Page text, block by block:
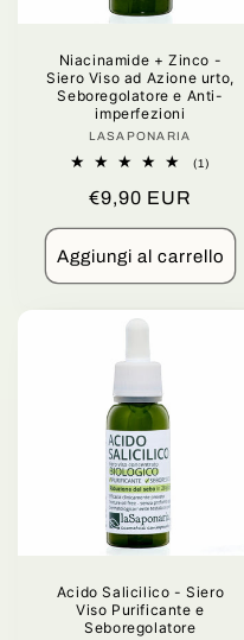
Niacinamide + Zinco -
Siero Viso ad Azione urto,
Seboregolatore e Anti-
imperfezioni
Produttore:
LASAPONARIA
(1)
Prezzo
di
listino
€9,90 EUR
Aggiungi al carrello
Acido Salicilico - Siero
Viso Purificante e
Seboregolatore